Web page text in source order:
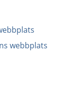
webbplats